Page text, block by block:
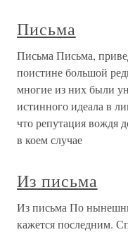
Письма
Письма Письма,
поистине большой
многие из них были
истинного идеала в
что репутация вождя
в коем случае
Из письма
Из письма По
кажется последним.